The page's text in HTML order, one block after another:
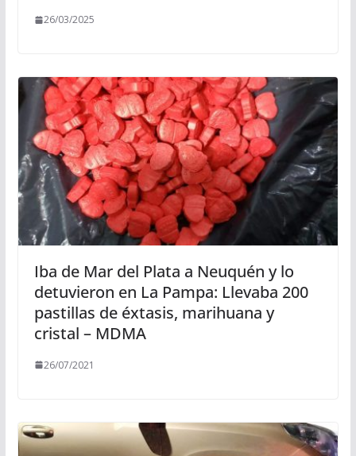
26/03/2025
Iba de Mar del Plata a Neuquén y lo
detuvieron en La Pampa: Llevaba 200
pastillas de éxtasis, marihuana y
cristal – MDMA
26/07/2021